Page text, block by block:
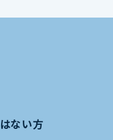
ない方